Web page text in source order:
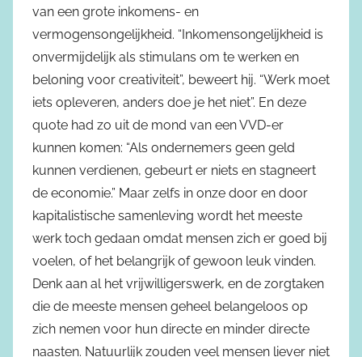
van een grote inkomens- en
vermogensongelijkheid. “Inkomensongelijkheid is
onvermijdelijk als stimulans om te werken en
beloning voor creativiteit”, beweert hij. “Werk moet
iets opleveren, anders doe je het niet”. En deze
quote had zo uit de mond van een VVD-er
kunnen komen: “Als ondernemers geen geld
kunnen verdienen, gebeurt er niets en stagneert
de economie.” Maar zelfs in onze door en door
kapitalistische samenleving wordt het meeste
werk toch gedaan omdat mensen zich er goed bij
voelen, of het belangrijk of gewoon leuk vinden.
Denk aan al het vrijwilligerswerk, en de zorgtaken
die de meeste mensen geheel belangeloos op
zich nemen voor hun directe en minder directe
naasten. Natuurlijk zouden veel mensen liever niet